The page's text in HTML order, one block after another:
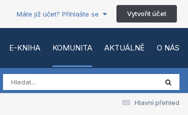
Máte již účet? Přihlašte se Vytvořit účet
E-KNIHA KOMUNITA AKTUÁLNĚ O NÁS
Hlavní přehled